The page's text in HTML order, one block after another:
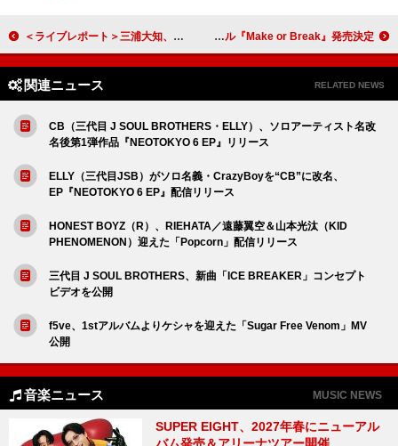
＜ライブレポート＞三浦大知、全身全霊のパフォーマンスでオーディエンスに感謝を伝えた全国ツアーアリーナ公演 櫻坂46、12thシングル『Make or Break』発売決定
関連ニュース RELATED NEWS
CB（三代目 J SOUL BROTHERS・ELLY）、ソロアーティスト名改
名後第1弾作品『NEOTOKYO 6 EP』リリース
ELLY（三代目JSB）がソロ名義・CrazyBoyを“CB”に改名、
EP『NEOTOKYO 6 EP』配信リリース
HONEST BOYZ（R）、RIEHATA／遠藤翼空＆山本光汰（KID
PHENOMENON）迎えた「Popcorn」配信リリース
三代目 J SOUL BROTHERS、新曲「ICE BREAKER」コンセプト
ビデオを公開
f5ve、1stアルバムよりケシャを迎えた「Sugar Free Venom」MV
公開
音楽ニュース MUSIC NEWS
SUPER EIGHT、2027年春にニューアル